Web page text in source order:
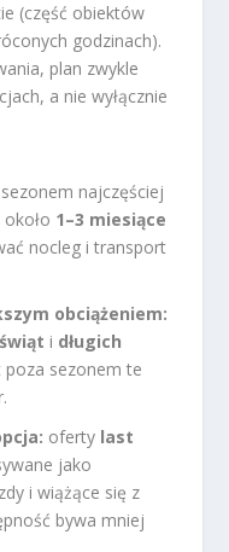
(część obiektów
godzinach).
plan zwykle
a nie wyłącznie
najczęściej
1–3 miesiące
nocleg i transport
obciążeniem:
świąt i długich
sezonem te
oferty last
jako
i wiążące się z
bywa mniej